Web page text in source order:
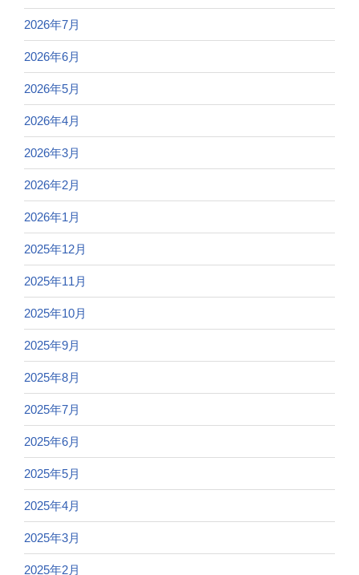
2026年7月
2026年6月
2026年5月
2026年4月
2026年3月
2026年2月
2026年1月
2025年12月
2025年11月
2025年10月
2025年9月
2025年8月
2025年7月
2025年6月
2025年5月
2025年4月
2025年3月
2025年2月